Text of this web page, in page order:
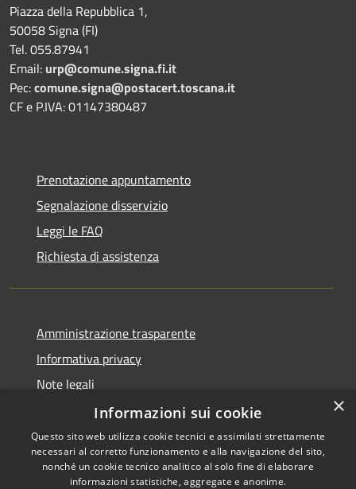
Piazza della Repubblica 1,
50058 Signa (FI)
Tel. 055.87941
Email: urp@comune.signa.fi.it
Pec:comune.signa@postacert.toscana.it
CF e P.IVA: 01147380487
Prenotazione appuntamento
Segnalazione disservizio
Leggi le FAQ
Richiesta di assistenza
Amministrazione trasparente
Informativa privacy
Note legali
Dichiarazione di accessibilità
×
Informazioni sui cookie
Questo sito web utilizza cookie tecnici e assimilati strettamente
necessari al corretto funzionamento e alla navigazione del sito,
nonché un cookie tecnico analitico al solo fine di elaborare
informazioni statistiche, aggregate e anonime.